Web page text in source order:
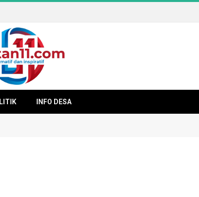
INFO DESA